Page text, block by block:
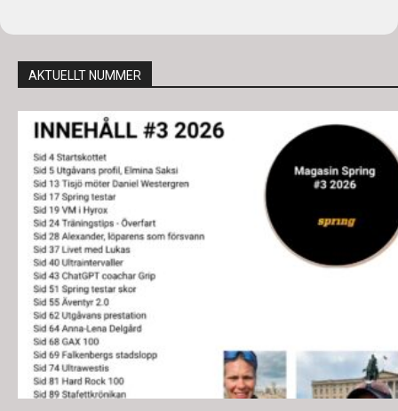
AKTUELLT NUMMER